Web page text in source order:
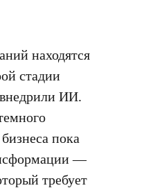
находятся
стадии
ИИ.
пока
—
требует